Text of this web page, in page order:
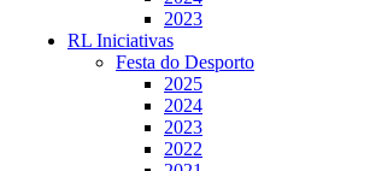
2023
RL Iniciativas
Festa do Desporto
2025
2024
2023
2022